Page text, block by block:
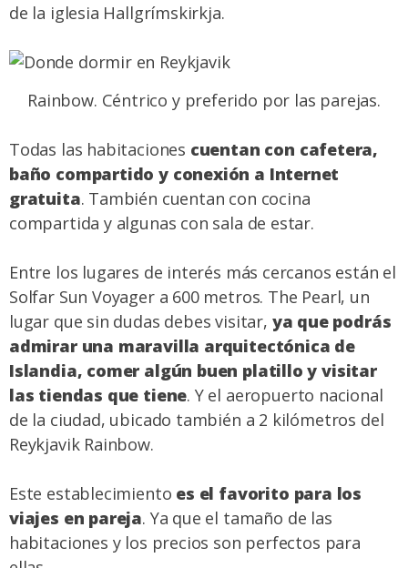
de la iglesia Hallgrímskirkja.
Rainbow. Céntrico y preferido por las parejas.
Todas las habitaciones cuentan con cafetera,
baño compartido y conexión a Internet
gratuita. También cuentan con cocina
compartida y algunas con sala de estar.
Entre los lugares de interés más cercanos están el
Solfar Sun Voyager a 600 metros. The Pearl, un
lugar que sin dudas debes visitar, ya que podrás
admirar una maravilla arquitectónica de
Islandia, comer algún buen platillo y visitar
las tiendas que tiene. Y el aeropuerto nacional
de la ciudad, ubicado también a 2 kilómetros del
Reykjavik Rainbow.
Este establecimiento es el favorito para los
viajes en pareja. Ya que el tamaño de las
habitaciones y los precios son perfectos para